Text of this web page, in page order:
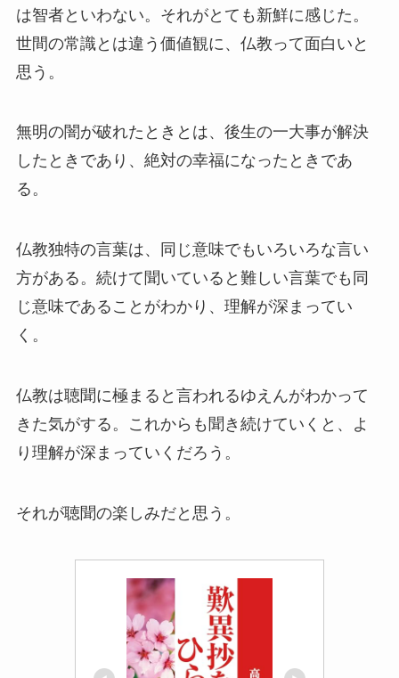
は智者といわない。それがとても新鮮に感じた。
世間の常識とは違う価値観に、仏教って面白いと
思う。
無明の闇が破れたときとは、後生の一大事が解決
したときであり、絶対の幸福になったときであ
る。
仏教独特の言葉は、同じ意味でもいろいろな言い
方がある。続けて聞いていると難しい言葉でも同
じ意味であることがわかり、理解が深まってい
く。
仏教は聴聞に極まると言われるゆえんがわかって
きた気がする。これからも聞き続けていくと、よ
り理解が深まっていくだろう。
それが聴聞の楽しみだと思う。